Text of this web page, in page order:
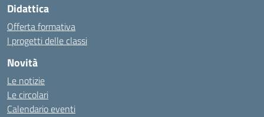
Didattica
Offerta formativa
I progetti delle classi
Novità
Le notizie
Le circolari
Calendario eventi